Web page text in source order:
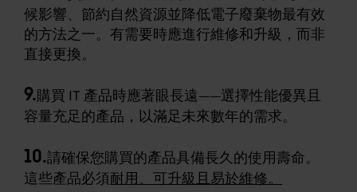
候影響、節約自然資源並降低電子廢棄物最有效
的方法之一。有需要時應進行維修和升級，而非
直接更換。
9.購買 IT 產品時應著眼長遠——選擇性能優異且
容量充足的產品，以滿足未來數年的需求。
10.請確保您購買的產品具備長久的使用壽命。
這些產品必須耐用、可升級且易於維修。